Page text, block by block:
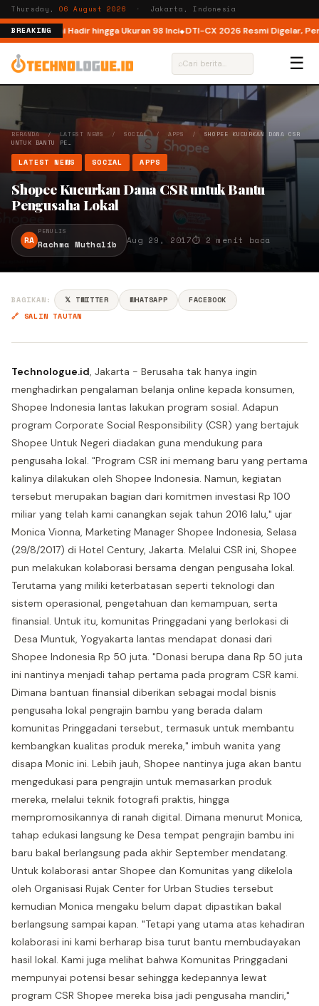
Thursday,06 August 2026 · Jakarta, Indonesia
BREAKINGKini Hadir hingga Ukuran 98 Inci DTI-CX 2026 Resmi Digelar,
⌕ ☰
BERANDA/LATEST NEWS / SOCIAL/ APPS / SHOPEE KUCURKAN DANA CSR
UNTUK BANTU PE…
LATEST NEWS SOCIAL APPS
Shopee Kucurkan Dana CSR untuk Bantu
Pengusaha Lokal
RA
PENULIS
Rachma Muthalib Aug 29, 2017⏱ 2 menit baca
BAGIKAN: 𝕏 TWITTER WHATSAPP
FACEBOOK
🔗 SALIN TAUTAN
Technologue.id, Jakarta - Berusaha tak hanya ingin
menghadirkan pengalaman belanja online kepada konsumen,
Shopee Indonesia lantas lakukan program sosial. Adapun
program Corporate Social Responsibility (CSR) yang bertajuk
Shopee Untuk Negeri diadakan guna mendukung para
pengusaha lokal. "Program CSR ini memang baru yang pertama
kalinya dilakukan oleh Shopee Indonesia. Namun, kegiatan
tersebut merupakan bagian dari komitmen investasi Rp 100
miliar yang telah kami canangkan sejak tahun 2016 lalu," ujar
Monica Vionna, Marketing Manager Shopee Indonesia, Selasa
(29/8/2017) di Hotel Century, Jakarta. Melalui CSR ini, Shopee
pun melakukan kolaborasi bersama dengan pengusaha lokal.
Terutama yang miliki keterbatasan seperti teknologi dan
sistem operasional, pengetahuan dan kemampuan, serta
finansial. Untuk itu, komunitas Pringgadani yang berlokasi di
Desa Muntuk, Yogyakarta lantas mendapat donasi dari
Shopee Indonesia Rp 50 juta. "Donasi berupa dana Rp 50 juta
ini nantinya menjadi tahap pertama pada program CSR kami.
Dimana bantuan finansial diberikan sebagai modal bisnis
pengusaha lokal pengrajin bambu yang berada dalam
komunitas Pringgadani tersebut, termasuk untuk membantu
kembangkan kualitas produk mereka," imbuh wanita yang
disapa Monic ini. Lebih jauh, Shopee nantinya juga akan bantu
mengedukasi para pengrajin untuk memasarkan produk
mereka, melalui teknik fotografi praktis, hingga
mempromosikannya di ranah digital. Dimana menurut Monica,
tahap edukasi langsung ke Desa tempat pengrajin bambu ini
baru bakal berlangsung pada akhir September mendatang.
Untuk kolaborasi antar Shopee dan Komunitas yang dikelola
oleh Organisasi Rujak Center for Urban Studies tersebut
kemudian Monica mengaku belum dapat dipastikan bakal
berlangsung sampai kapan. "Tetapi yang utama atas kehadiran
kolaborasi ini kami berharap bisa turut bantu membudayakan
hasil lokal. Kami juga melihat bahwa Komunitas Pringgadani
mempunyai potensi besar sehingga kedepannya lewat
program CSR Shopee mereka bisa jadi pengusaha mandiri,"